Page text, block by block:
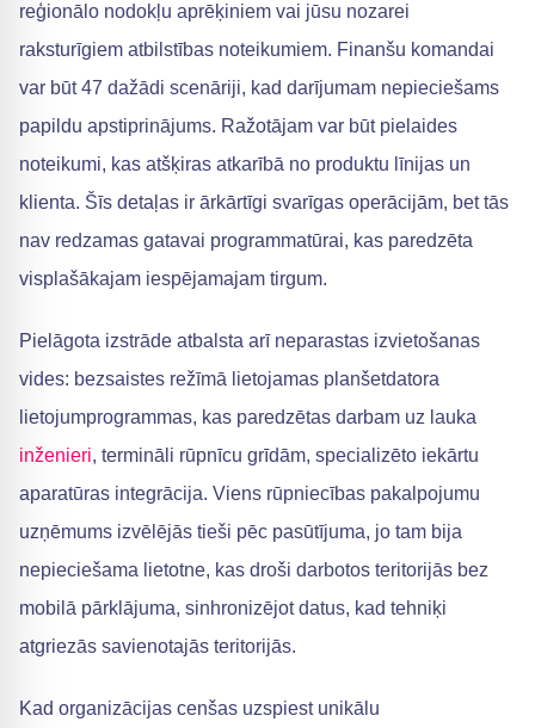
reģionālo nodokļu aprēķiniem vai jūsu nozarei
raksturīgiem atbilstības noteikumiem. Finanšu komandai
var būt 47 dažādi scenāriji, kad darījumam nepieciešams
papildu apstiprinājums. Ražotājam var būt pielaides
noteikumi, kas atšķiras atkarībā no produktu līnijas un
klienta. Šīs detaļas ir ārkārtīgi svarīgas operācijām, bet tās
nav redzamas gatavai programmatūrai, kas paredzēta
visplašākajam iespējamajam tirgum.
Pielāgota izstrāde atbalsta arī neparastas izvietošanas
vides: bezsaistes režīmā lietojamas planšetdatora
lietojumprogrammas, kas paredzētas darbam uz lauka
inženieri, termināli rūpnīcu grīdām, specializēto iekārtu
aparatūras integrācija. Viens rūpniecības pakalpojumu
uzņēmums izvēlējās tieši pēc pasūtījuma, jo tam bija
nepieciešama lietotne, kas droši darbotos teritorijās bez
mobilā pārklājuma, sinhronizējot datus, kad tehniķi
atgriezās savienotajās teritorijās.
Kad organizācijas cenšas uzspiest unikālu